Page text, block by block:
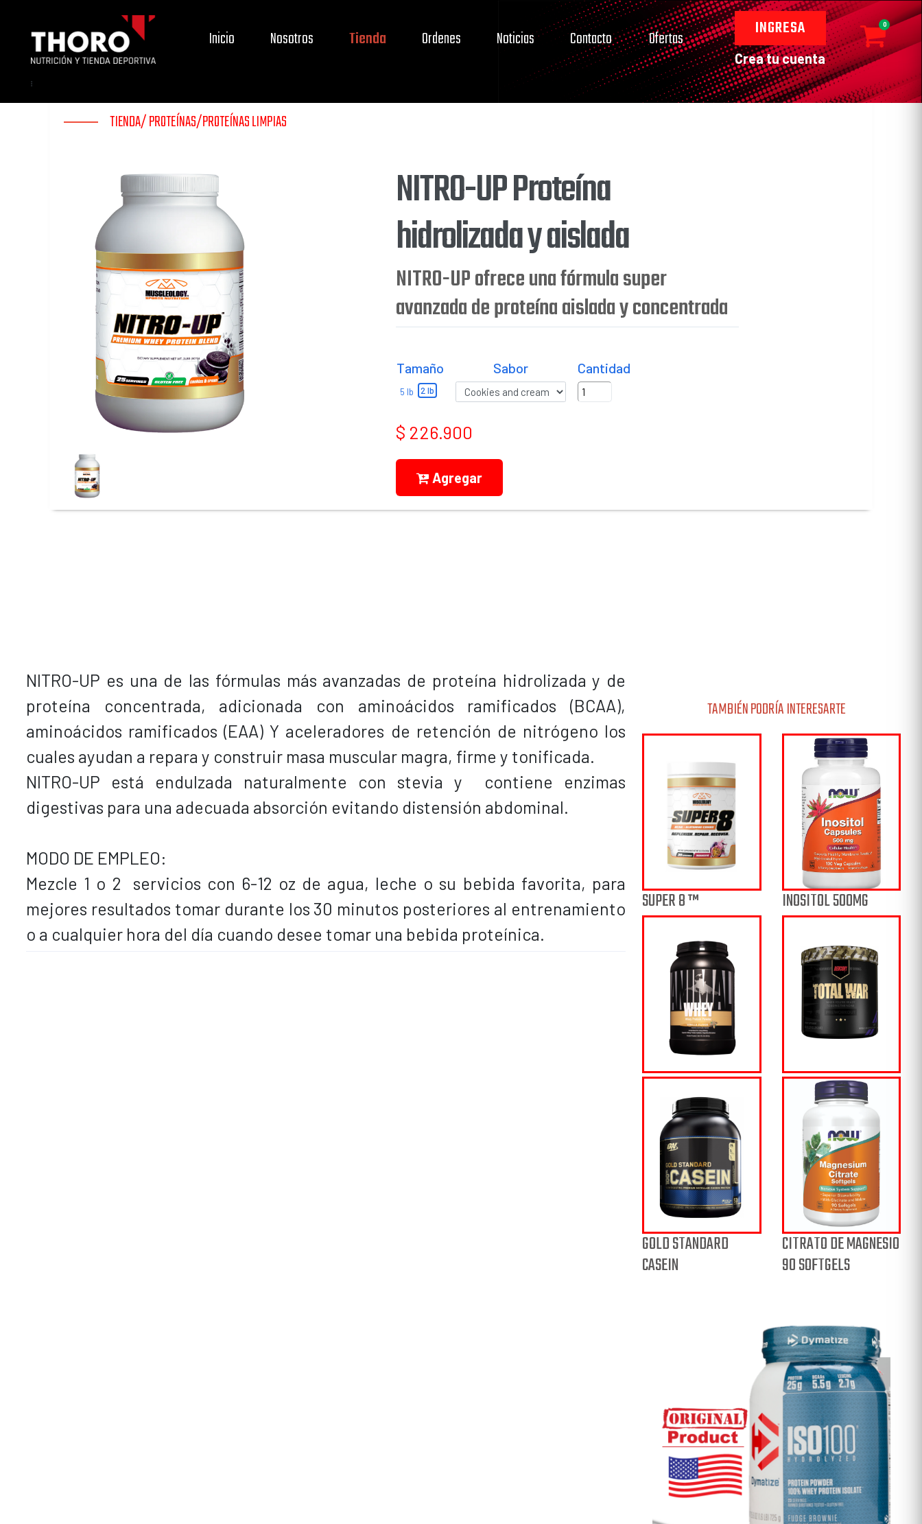
0
Inicio Nosotros Tienda Ordenes Noticias Contacto Ofertas INGRESA
Crea tu cuenta
TIENDA/PROTEÍNAS/PROTEÍNAS LIMPIAS
NITRO-UP Proteína
hidrolizada y aislada
NITRO-UP ofrece una fórmula super
avanzada de proteína aislada y concentrada
Tamaño
5 lb 2 lb
Sabor Cantidad
$ 226.900
Agregar
NITRO-UP es una de las fórmulas más avanzadas de proteína hidrolizada y de
proteína concentrada, adicionada con aminoácidos ramificados (BCAA),
aminoácidos ramificados (EAA) Y aceleradores de retención de nitrógeno los
cuales ayudan a repara y construir masa muscular magra, firme y tonificada.
NITRO-UP está endulzada naturalmente con stevia y contiene enzimas
digestivas para una adecuada absorción evitando distensión abdominal.
MODO DE EMPLEO:
Mezcle 1 o 2 servicios con 6-12 oz de agua, leche o su bebida favorita, para
mejores resultados tomar durante los 30 minutos posteriores al entrenamiento
o a cualquier hora del día cuando desee tomar una bebida proteínica.
TAMBIÉN PODRÍA INTERESARTE
SUPER 8 ™ INOSITOL 500MG
GOLD STANDARD
CASEIN
CITRATO DE MAGNESIO
90 SOFTGELS